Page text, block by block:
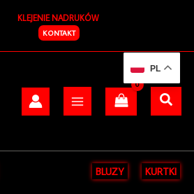
KLEJENIE NADRUKÓW
KONTAKT
BLUZY KURTKI
PL